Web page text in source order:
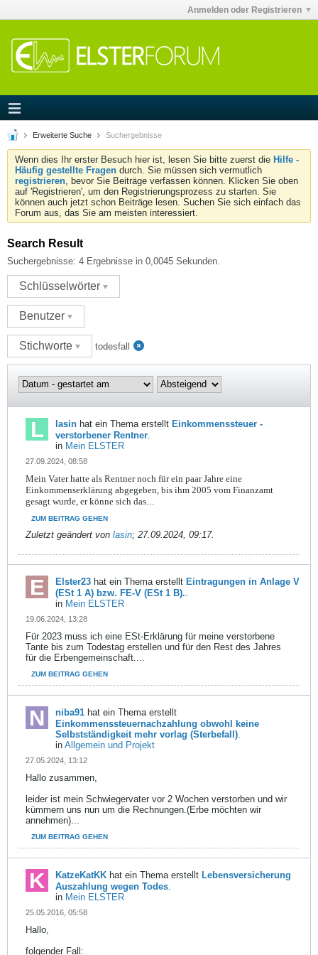
Anmelden oder Registrieren
Erweiterte Suche Suchergebnisse
Wenn dies Ihr erster Besuch hier ist, lesen Sie bitte zuerst die Hilfe -
Häufig gestellte Fragen durch. Sie müssen sich vermutlich
registrieren, bevor Sie Beiträge verfassen können. Klicken Sie oben
auf 'Registrieren', um den Registrierungsprozess zu starten. Sie
können auch jetzt schon Beiträge lesen. Suchen Sie sich einfach das
Forum aus, das Sie am meisten interessiert.
Search Result
Suchergebnisse: 4 Ergebnisse in 0,0045 Sekunden.
Schlüsselwörter
Benutzer
Stichworte todesfall
lasin hat ein Thema erstellt Einkommenssteuer -
verstorbener Rentner.
in Mein ELSTER
27.09.2024, 08:58
Mein Vater hatte als Rentner noch für ein paar Jahre eine
Einkommenserklärung abgegeben, bis ihm 2005 vom Finanzamt
gesagt wurde, er könne sich das...
ZUM BEITRAG GEHEN
Zuletzt geändert von lasin; 27.09.2024, 09:17.
Elster23 hat ein Thema erstellt Eintragungen in Anlage V
(ESt 1 A) bzw. FE-V (ESt 1 B)..
in Mein ELSTER
19.06.2024, 13:28
Für 2023 muss ich eine ESt-Erklärung für meine verstorbene
Tante bis zum Todestag erstellen und für den Rest des Jahres
für die Erbengemeinschaft....
ZUM BEITRAG GEHEN
niba91 hat ein Thema erstellt
Einkommenssteuernachzahlung obwohl keine
Selbstständigkeit mehr vorlag (Sterbefall).
in Allgemein und Projekt
27.05.2024, 13:12
Hallo zusammen,
leider ist mein Schwiegervater vor 2 Wochen verstorben und wir
kümmern uns nun um die Rechnungen.(Erbe möchten wir
annehmen)...
ZUM BEITRAG GEHEN
KatzeKatKK hat ein Thema erstellt Lebensversicherung
Auszahlung wegen Todes.
in Mein ELSTER
25.05.2016, 05:58
Hallo,
folgender Fall: